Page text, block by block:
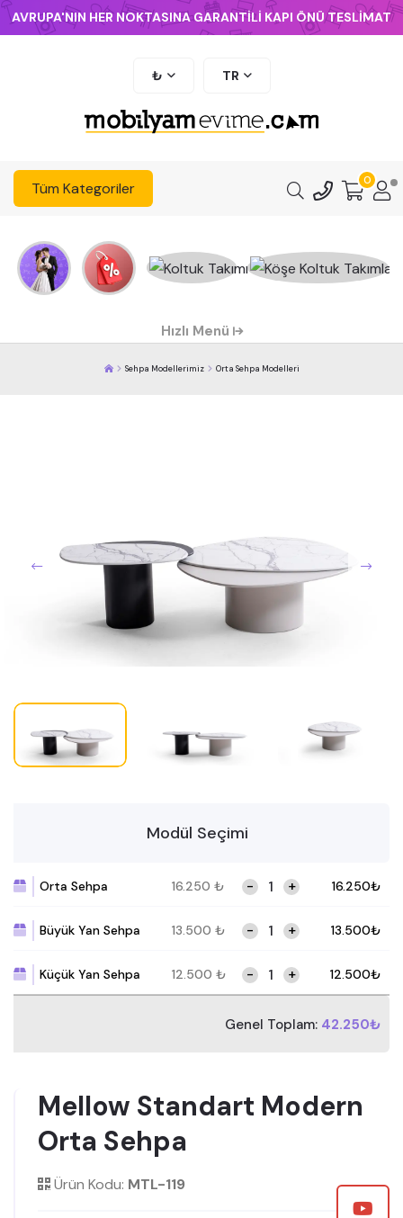
AVRUPA'NIN HER NOKTASINA GARANTİLİ KAPI ÖNÜ TESLİMAT
₺ TR
Tüm Kategoriler 0
Hızlı Menü
Sehpa Modellerimiz Orta Sehpa Modelleri
Modül Seçimi
Orta Sehpa 16.250 ₺ - + 16.250₺
Büyük Yan Sehpa 13.500 ₺ - + 13.500₺
Küçük Yan Sehpa 12.500 ₺ - + 12.500₺
Genel Toplam: 42.250₺
Mellow Standart Modern
Orta Sehpa
Ürün Kodu: MTL-119